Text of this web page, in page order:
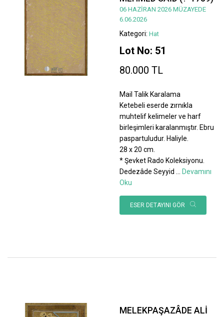
06 HAZİRAN 2026 MÜZAYEDE
6.06.2026
Kategori: Hat
Lot No: 51
80.000 TL
Mail Talik Karalama
Ketebeli eserde zırnıkla
muhtelif kelimeler ve harf
birleşimleri karalanmıştır. Ebru
paspartuludur. Haliyle.
28 x 20 cm.
* Şevket Rado Koleksiyonu.
Dedezâde Seyyid
Devamını
Oku
ESER DETAYINI GÖR
MELEKPAŞAZÂDE ALİ